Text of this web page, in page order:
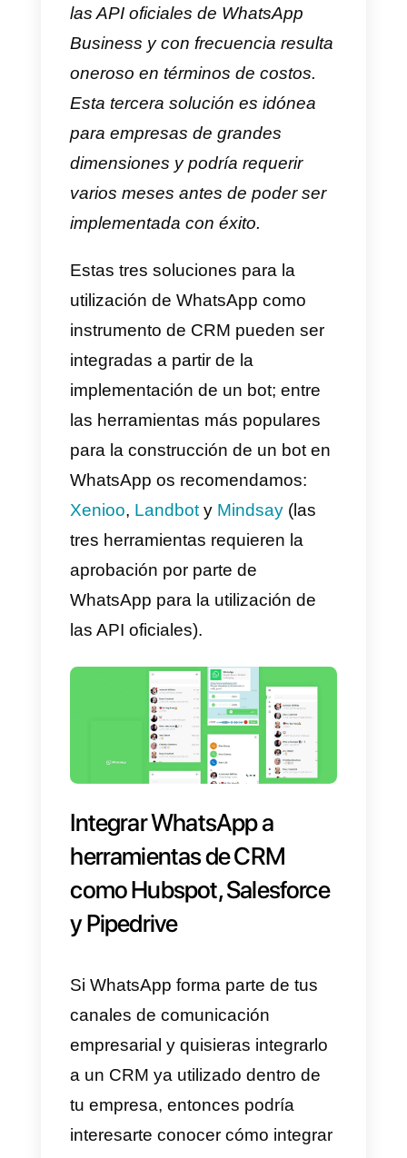
¿Cuáles son las
herramientas a utilizar
integrar a WhatsApp
dentro de la estrategia de
CRM?
Aquí a continuación una lista de
tool / instrumentos útiles para
mantener bajo control a
WhatsApp y llevar registro de la
información de los contactos
generados a través de este canal
de comunicación. Para facilitar el
análisis, los hemos categorizado
por dimensión del equipo de
soporte / número de solicitudes
diarias recibidas a través de
WhatsApp:
1)La aplicación deWhatsApp
solicitudes al día): la aplicación
WhatsApp Business es ideal
todos los que gestionan una
frecuencia unipersonal y con un
número limitado de solicitudes
diarias. La interfaz de la
aplicación es la misma de la
versión tradicional, con el